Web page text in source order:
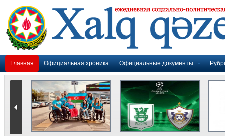
Главная Официальная хроника Официальные документы